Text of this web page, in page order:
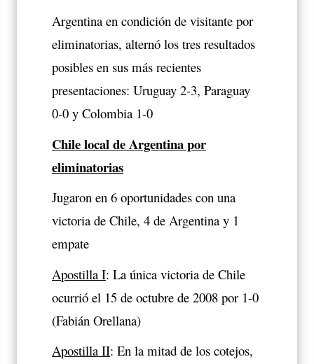
Argentina en condición de visitante por
eliminatorias, alternó los tres resultados
posibles en sus más recientes
presentaciones: Uruguay 2-3, Paraguay
0-0 y Colombia 1-0
Chile local de Argentina por
eliminatorias
Jugaron en 6 oportunidades con una
victoria de Chile, 4 de Argentina y 1
empate
Apostilla I: La única victoria de Chile
ocurrió el 15 de octubre de 2008 por 1-0
(Fabián Orellana)
Apostilla II: En la mitad de los cotejos,